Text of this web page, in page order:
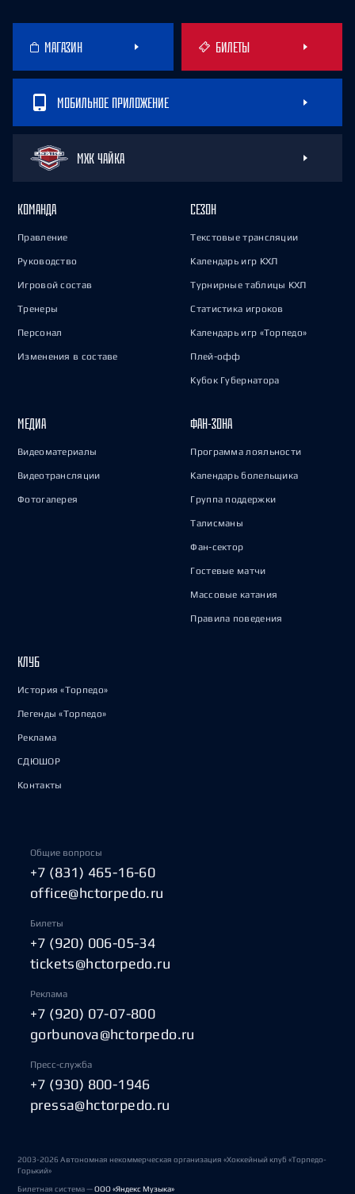
МАГАЗИН БИЛЕТЫ
МОБИЛЬНОЕ ПРИЛОЖЕНИЕ
МХК ЧАЙКА
КОМАНДА
Правление
Руководство
Игровой состав
Тренеры
Персонал
Изменения в составе
СЕЗОН
Текстовые трансляции
Календарь игр КХЛ
Турнирные таблицы КХЛ
Статистика игроков
Календарь игр «Торпедо»
Плей-офф
Кубок Губернатора
МЕДИА
Видеоматериалы
Видеотрансляции
Фотогалерея
ФАН-ЗОНА
Программа лояльности
Календарь болельщика
Группа поддержки
Талисманы
Фан-сектор
Гостевые матчи
Массовые катания
Правила поведения
КЛУБ
История «Торпедо»
Легенды «Торпедо»
Реклама
СДЮШОР
Контакты
Общие вопросы
+7 (831) 465-16-60
office@hctorpedo.ru
Билеты
+7 (920) 006-05-34
tickets@hctorpedo.ru
Реклама
+7 (920) 07-07-800
gorbunova@hctorpedo.ru
Пресс-служба
+7 (930) 800-1946
pressa@hctorpedo.ru
2003-2026 Автономная некоммерческая организация «Хоккейный клуб «Торпедо-
Горький»
Билетная система —ООО «Яндекс Музыка»